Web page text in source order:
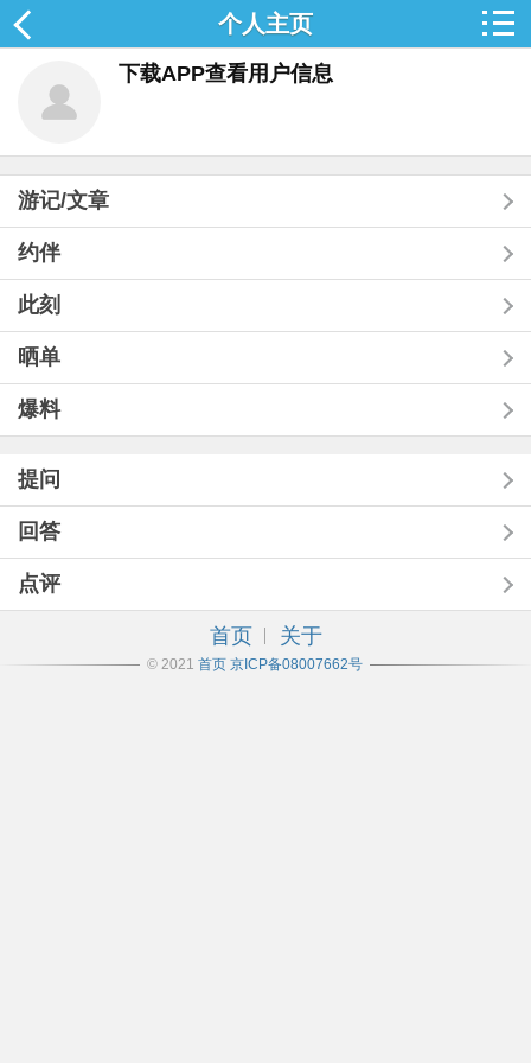
个人主页
下载APP查看用户信息
游记/文章
约伴
此刻
晒单
爆料
提问
回答
点评
首页 关于
© 2021 首页 京ICP备08007662号